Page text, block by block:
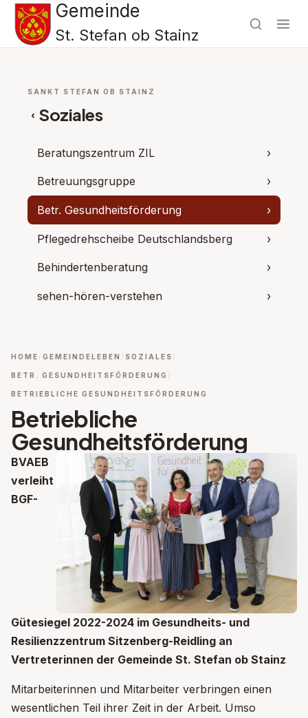
Gemeinde
St. Stefan ob Stainz
SANKT STEFAN OB STAINZ
‹ Soziales
Beratungszentrum ZIL ›
Betreuungsgruppe ›
Betr. Gesundheitsförderung ›
Pflegedrehscheibe Deutschlandsberg ›
Behindertenberatung ›
sehen-hören-verstehen ›
HOME GEMEINDELEBEN SOZIALES
BETR. GESUNDHEITSFÖRDERUNG
BETRIEBLICHE GESUNDHEITSFÖRDERUNG
Betriebliche
Gesundheitsförderung
BVAEB
verleiht
BGF-
Gütesiegel 2022-2024 im Gesundheits- und
Resilienzzentrum Sitzenberg-Reidling an
Vertreterinnen der Gemeinde St. Stefan ob Stainz
Mitarbeiterinnen und Mitarbeiter verbringen einen
wesentlichen Teil ihrer Zeit in der Arbeit. Umso